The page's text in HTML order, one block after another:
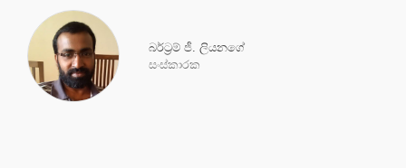
බර්ට්‍රම් ජී. ලියනගේ
සංස්කාරක